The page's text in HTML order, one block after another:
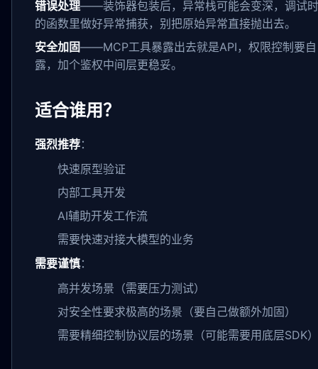
错误处理——装饰器包装后，异常栈可能会变深，调试
的函数里做好异常捕获，别把原始异常直接抛出去。
安全加固——MCP工具暴露出去就是API，权限控制要
露，加个鉴权中间层更稳妥。
适合谁用？
强烈推荐：
快速原型验证
内部工具开发
AI辅助开发工作流
需要快速对接大模型的业务
需要谨慎：
高并发场景（需要压力测试）
对安全性要求极高的场景（要自己做额外加固）
需要精细控制协议层的场景（可能需要用底层SDK）